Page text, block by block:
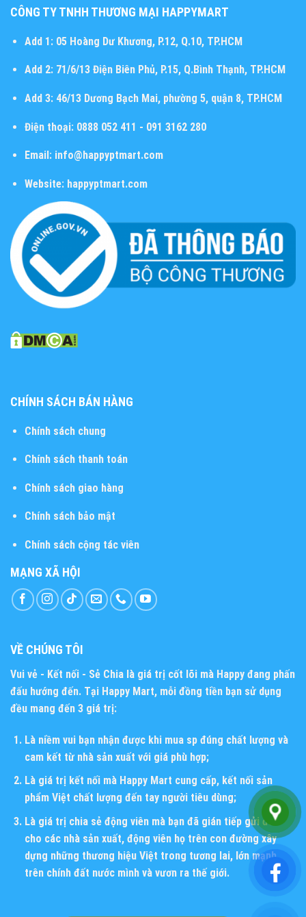
CÔNG TY TNHH THƯƠNG MẠI HAPPYMART
Add 1:05 Hoàng Dư Khương, P.12, Q.10, TP.HCM
Add 2:71/6/13 Điện Biên Phủ, P.15, Q.Bình Thạnh, TP.HCM
Add 3:46/13 Dương Bạch Mai, phường 5, quận 8, TP.HCM
Điện thoại:0888 052 411 - 091 3162 280
Email:info@happyptmart.com
Website: happyptmart.com
CHÍNH SÁCH BÁN HÀNG
Chính sách chung
Chính sách thanh toán
Chính sách giao hàng
Chính sách bảo mật
Chính sách cộng tác viên
MẠNG XÃ HỘI
VỀ CHÚNG TÔI
Vui vẻ - Kết nối - Sẻ Chia là giá trị cốt lõi mà Happy đang phấn
đấu hướng đến. Tại Happy Mart, mỗi đồng tiền bạn sử dụng
đều mang đến 3 giá trị:
Là niềm vui bạn nhận được khi mua sp đúng chất lượng và
cam kết từ nhà sản xuất với giá phù hợp;
Là giá trị kết nối mà Happy Mart cung cấp, kết nối sản
phẩm Việt chất lượng đến tay người tiêu dùng;
Là giá trị chia sẻ động viên mà bạn đã gián tiếp gửi đến
cho các nhà sản xuất, động viên họ trên con đường xây
dựng những thương hiệu Việt trong tương lai, lớn mạnh
trên chính đất nước mình và vươn ra thế giới.